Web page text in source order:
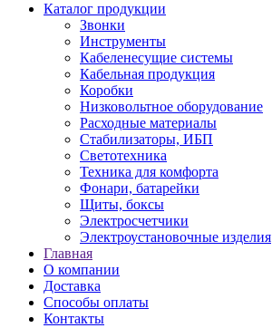
Каталог продукции
Звонки
Инструменты
Кабеленесущие системы
Кабельная продукция
Коробки
Низковольтное оборудование
Расходные материалы
Стабилизаторы, ИБП
Светотехника
Техника для комфорта
Фонари, батарейки
Щиты, боксы
Электросчетчики
Электроустановочные изделия
Главная
О компании
Доставка
Способы оплаты
Контакты